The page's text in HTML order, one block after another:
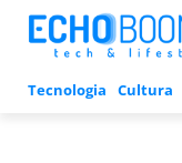
Tecnologia Cultura